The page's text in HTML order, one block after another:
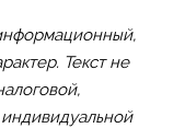
Текст не